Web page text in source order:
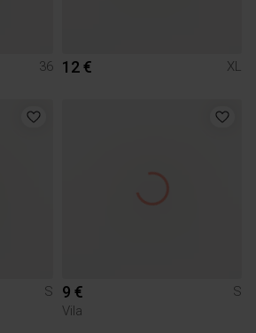
36 12 € XL
S 9 €
S
Vila